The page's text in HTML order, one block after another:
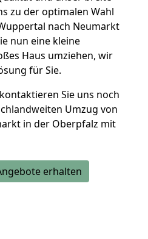
zu der optimalen Wahl
nach Neumarkt
nun eine kleine
Haus umziehen, wir
für Sie.
Sie uns noch
Umzug von
in der Oberpfalz mit
erhalten